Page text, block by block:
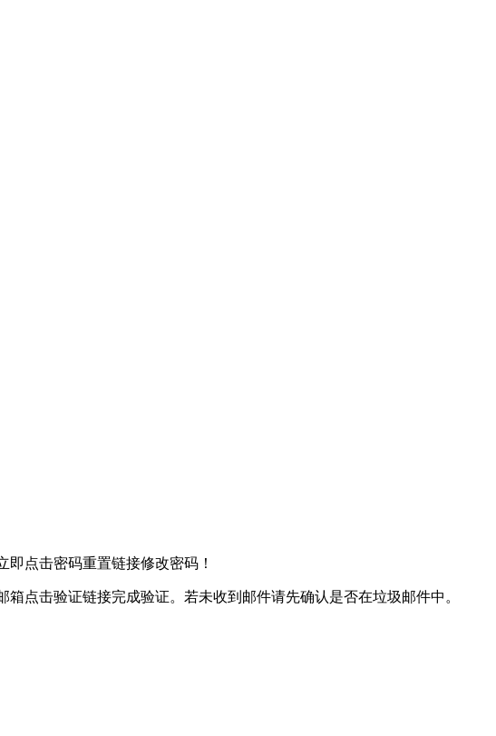
点击密码重置链接修改密码！
点击验证链接完成验证。若未收到邮件请先确认是否在垃圾邮件中。